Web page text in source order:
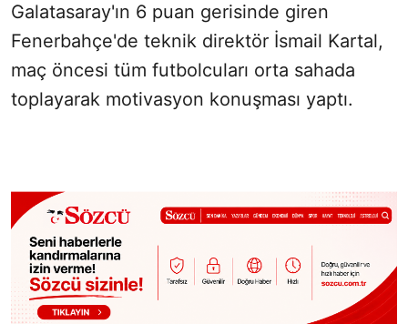
Galatasaray'ın 6 puan gerisinde giren
Fenerbahçe'de teknik direktör İsmail Kartal,
maç öncesi tüm futbolcuları orta sahada
toplayarak motivasyon konuşması yaptı.